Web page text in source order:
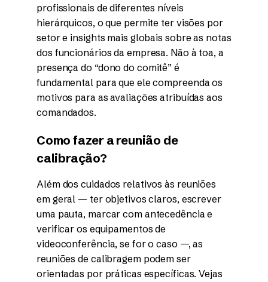
profissionais de diferentes níveis
hierárquicos, o que permite ter visões por
setor e insights mais globais sobre as notas
dos funcionários da empresa. Não à toa, a
presença do “dono do comitê” é
fundamental para que ele compreenda os
motivos para as avaliações atribuídas aos
comandados.
Como fazer a reunião de
calibração?
Além dos cuidados relativos às reuniões
em geral — ter objetivos claros, escrever
uma pauta, marcar com antecedência e
verificar os equipamentos de
videoconferência, se for o caso —, as
reuniões de calibragem podem ser
orientadas por práticas específicas. Vejas